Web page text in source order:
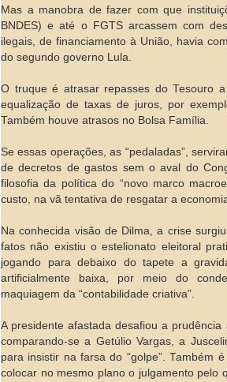
Mas a manobra de fazer com que
BNDES) e até o FGTS arcassem com
ilegais, de financiamento à União, havia
do segundo governo Lula.
O truque é atrasar repasses do Tesouro
equalização de taxas de juros, por
Também houve atrasos no Bolsa Família.
Se essas operações, as “pedaladas”,
de decretos de gastos sem o aval do
filosofia da política do “novo marco
custo, na vã tentativa de resgatar a
Na conhecida visão de Dilma, a crise
fatos não existiu o estelionato eleitoral
jogando para debaixo do tapete a
artificialmente baixa, por meio do
maquiagem da “contabilidade criativa”.
A presidente afastada desafiou a
comparando-se a Getúlio Vargas, a
para insistir na farsa do “golpe”. Também
colocar no mesmo plano o julgamento pelo